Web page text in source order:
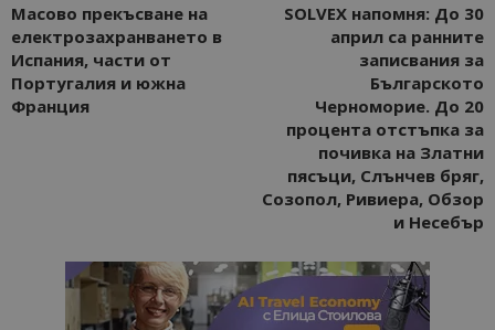
Масово прекъсване на
електрозахранването в
Испания, части от
Португалия и южна
Франция
SOLVEX напомня: До 30
април са ранните
записвания за
Българското
Черноморие. До 20
процента отстъпка за
почивка на Златни
пясъци, Слънчев бряг,
Созопол, Ривиера, Обзор
и Несебър